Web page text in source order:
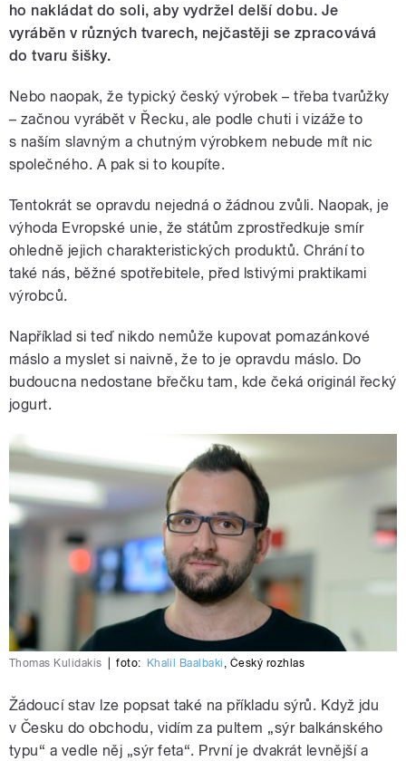
ho nakládat do soli, aby vydržel delší dobu. Je
vyráběn v různých tvarech, nejčastěji se zpracovává
do tvaru šišky.
Nebo naopak, že typický český výrobek – třeba tvarůžky
– začnou vyrábět v Řecku, ale podle chuti i vizáže to
s naším slavným a chutným výrobkem nebude mít nic
společného. A pak si to koupíte.
Tentokrát se opravdu nejedná o žádnou zvůli. Naopak, je
výhoda Evropské unie, že státům zprostředkuje smír
ohledně jejich charakteristických produktů. Chrání to
také nás, běžné spotřebitele, před lstivými praktikami
výrobců.
Například si teď nikdo nemůže kupovat pomazánkové
máslo a myslet si naivně, že to je opravdu máslo. Do
budoucna nedostane břečku tam, kde čeká originál řecký
jogurt.
Thomas Kulidakis foto: Khalil Baalbaki , Český rozhlas
Žádoucí stav lze popsat také na příkladu sýrů. Když jdu
v Česku do obchodu, vidím za pultem „sýr balkánského
typu“ a vedle něj „sýr feta“. První je dvakrát levnější a